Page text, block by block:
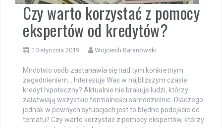
Czy warto korzystać z pomocy
ekspertów od kredytów?
10 stycznia 2019 Wojciech Baranowski
Mnóstwo osób zastanawia się nad tym konkretnym
zagadnieniem… Interesuje Was w najbliższym czasie
kredyt hipoteczny? Aktualnie nie brakuje ludzi, którzy
załatwiają wszystkie formalności samodzielnie. Dlaczego
jednak w pewnych sytuacjach jest to błędne podejście do
tematu? Czy warto korzystać z pomocy ekspertów, którzy